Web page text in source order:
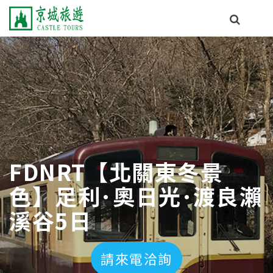
FDNRT【北關東冬景
色】足利･奧日光･渡良瀨
溪谷5日
請來電洽詢